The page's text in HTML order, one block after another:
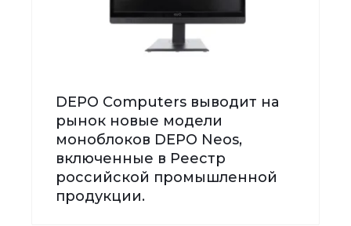
DEPO Computers выводит на
рынок новые модели
моноблоков DEPO Neos,
включенные в Реестр
российской промышленной
продукции.